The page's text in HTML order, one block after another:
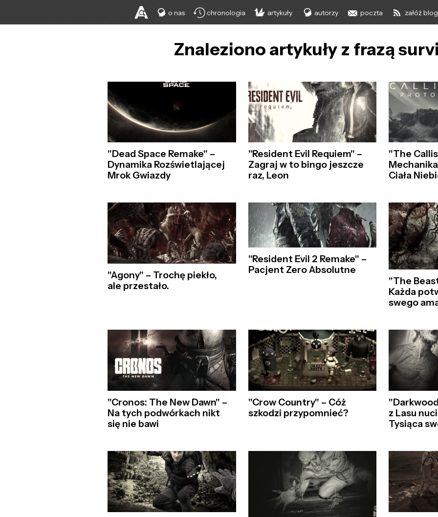
o nas chronologia artykuły autorzy poczta załóż
Znaleziono artykuły z frazą
"Dead Space Remake" –
Dynamika Rozświetlającej
Mrok Gwiazdy
"Resident Evil Requiem" –
Zagraj w to bingo jeszcze
raz, Leon
"The
Ciała
"Agony" – Trochę piekło,
ale przestało.
"Resident Evil 2 Remake" –
Pacjent Zero Absolutne
"The
Każda
swego
"Cronos: The New Dawn" –
Na tych podwórkach nikt
się nie bawi
"Crow Country" – Cóż
szkodzi przypomnieć?
z Lasu
Tysiąca